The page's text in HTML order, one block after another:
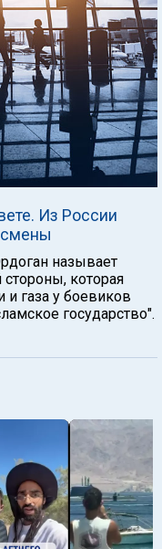
Из России
называет
которая
и газа у боевиков
государство".